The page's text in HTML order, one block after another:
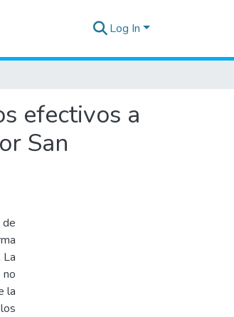
Log In
efectivos a
San
La
la